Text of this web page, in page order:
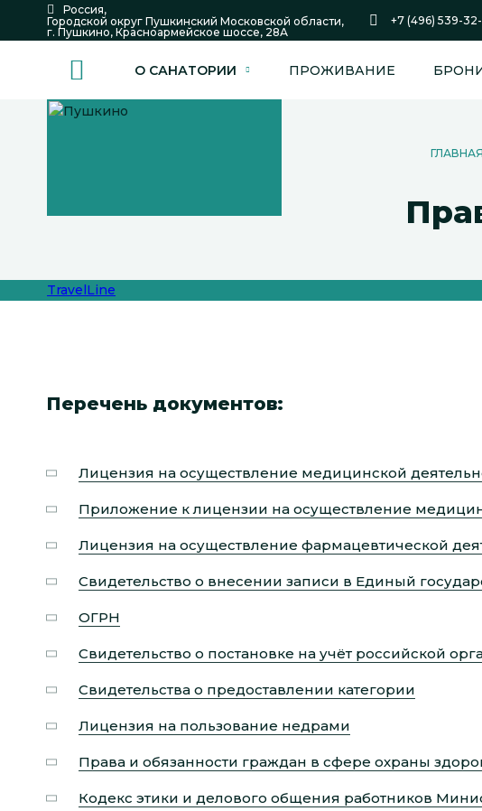
Россия,
Городской округ Пушкинский Московской области,
г. Пушкино, Красноармейское шоссе, 28А
+7 (496) 539-
О САНАТОРИИ ПРОЖИВАНИЕ
ГЛАВНАЯ
TravelLine
Перечень документов:
Лицензия на осуществление медицинской
Приложение к лицензии на осуществление
Лицензия на осуществление фармацевтической
Свидетельство о внесении записи в Единый
ОГРН
Свидетельство о постановке на учёт российской
Свидетельства о предоставлении категории
Лицензия на пользование недрами
Права и обязанности граждан в сфере охраны
Кодекс этики и делового общения работников